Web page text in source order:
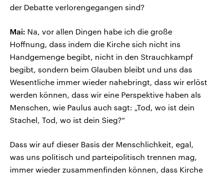
der Debatte verlorengegangen sind?
Mai: Na, vor allen Dingen habe ich die große
Hoffnung, dass indem die Kirche sich nicht ins
Handgemenge begibt, nicht in den Strauchkampf
begibt, sondern beim Glauben bleibt und uns das
Wesentliche immer wieder nahebringt, dass wir erlöst
werden können, dass wir eine Perspektive haben als
Menschen, wie Paulus auch sagt: „Tod, wo ist dein
Stachel, Tod, wo ist dein Sieg?“
Dass wir auf dieser Basis der Menschlichkeit, egal,
was uns politisch und parteipolitisch trennen mag,
immer wieder zusammenfinden können, dass Kirche